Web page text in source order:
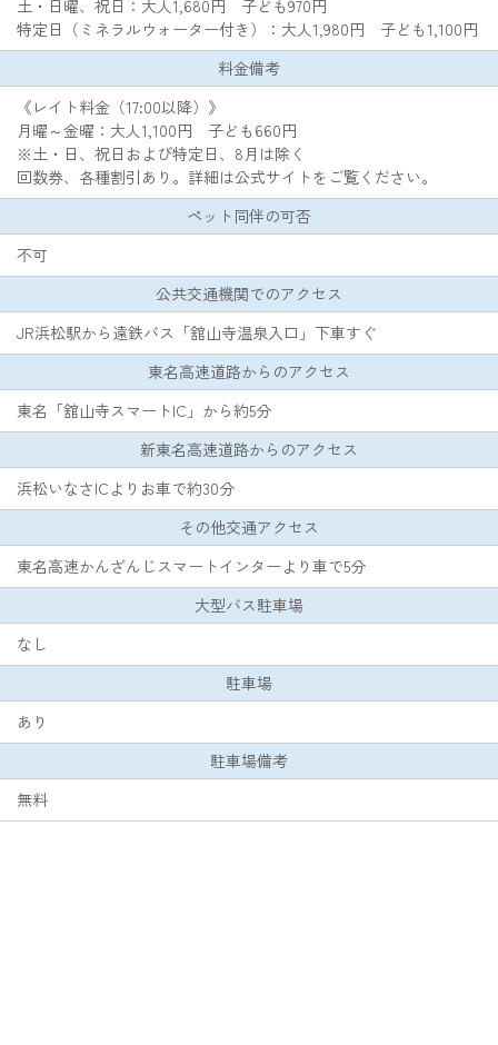
土・日曜、祝日：大人1,680円 子ども970円
特定日（ミネラルウォーター付き）：大人1,980円 子ども1,100円
料金備考
《レイト料金（17:00以降）》
月曜～金曜：大人1,100円 子ども660円
※土・日、祝日および特定日、8月は除く
回数券、各種割引あり。詳細は公式サイトをご覧ください。
ペット同伴の可否
不可
公共交通機関でのアクセス
JR浜松駅から遠鉄バス「舘山寺温泉入口」下車すぐ
東名高速道路からのアクセス
東名「舘山寺スマートIC」から約5分
新東名高速道路からのアクセス
浜松いなさICよりお車で約30分
その他交通アクセス
東名高速かんざんじスマートインターより車で5分
大型バス駐車場
なし
駐車場
あり
駐車場備考
無料